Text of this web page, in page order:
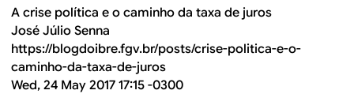
A crise política e o caminho da taxa de juros
José Júlio Senna
https://blogdoibre.fgv.br/posts/crise-politica-e-o-
caminho-da-taxa-de-juros
Wed, 24 May 2017 17:15 -0300